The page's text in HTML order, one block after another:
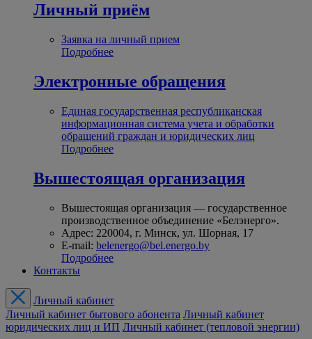
Личный приём
Заявка на личный прием
Подробнее
Электронные обращения
Единая государственная республиканская
информационная система учета и обработки
обращений граждан и юридических лиц
Подробнее
Вышестоящая организация
Вышестоящая организация — государственное
производственное объединение «Белэнерго».
Адрес: 220004, г. Минск, ул. Шорная, 17
E-mail: belenergo@bel.energo.by
Подробнее
Контакты
Личный кабинет
Личный кабинет бытового абонента Личный кабинет
юридических лиц и ИП Личный кабинет (тепловой энергии)